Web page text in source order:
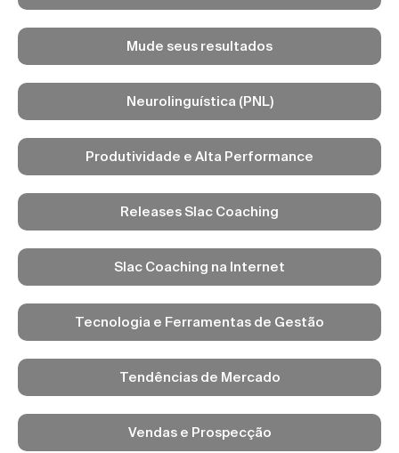
Mude seus resultados
Neurolinguística (PNL)
Produtividade e Alta Performance
Releases Slac Coaching
Slac Coaching na Internet
Tecnologia e Ferramentas de Gestão
Tendências de Mercado
Vendas e Prospecção